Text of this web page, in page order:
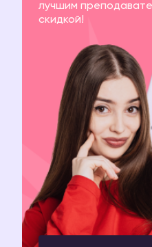
лучшим
скидкой!